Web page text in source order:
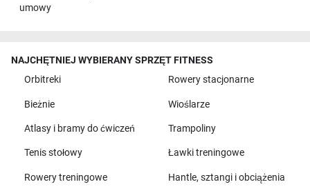
umowy
NAJCHĘTNIEJ WYBIERANY SPRZĘT FITNESS
Orbitreki
Rowery stacjonarne
Bieżnie Wioślarze
Atlasy i bramy do ćwiczeń Trampoliny
Tenis stołowy Ławki treningowe
Rowery treningowe Hantle, sztangi i obciążenia